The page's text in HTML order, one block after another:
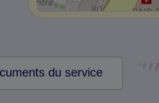
du service